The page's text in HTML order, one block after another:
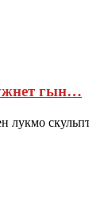
гын…
лукмо